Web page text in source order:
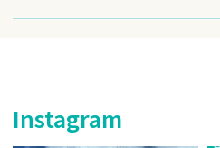
Instagram